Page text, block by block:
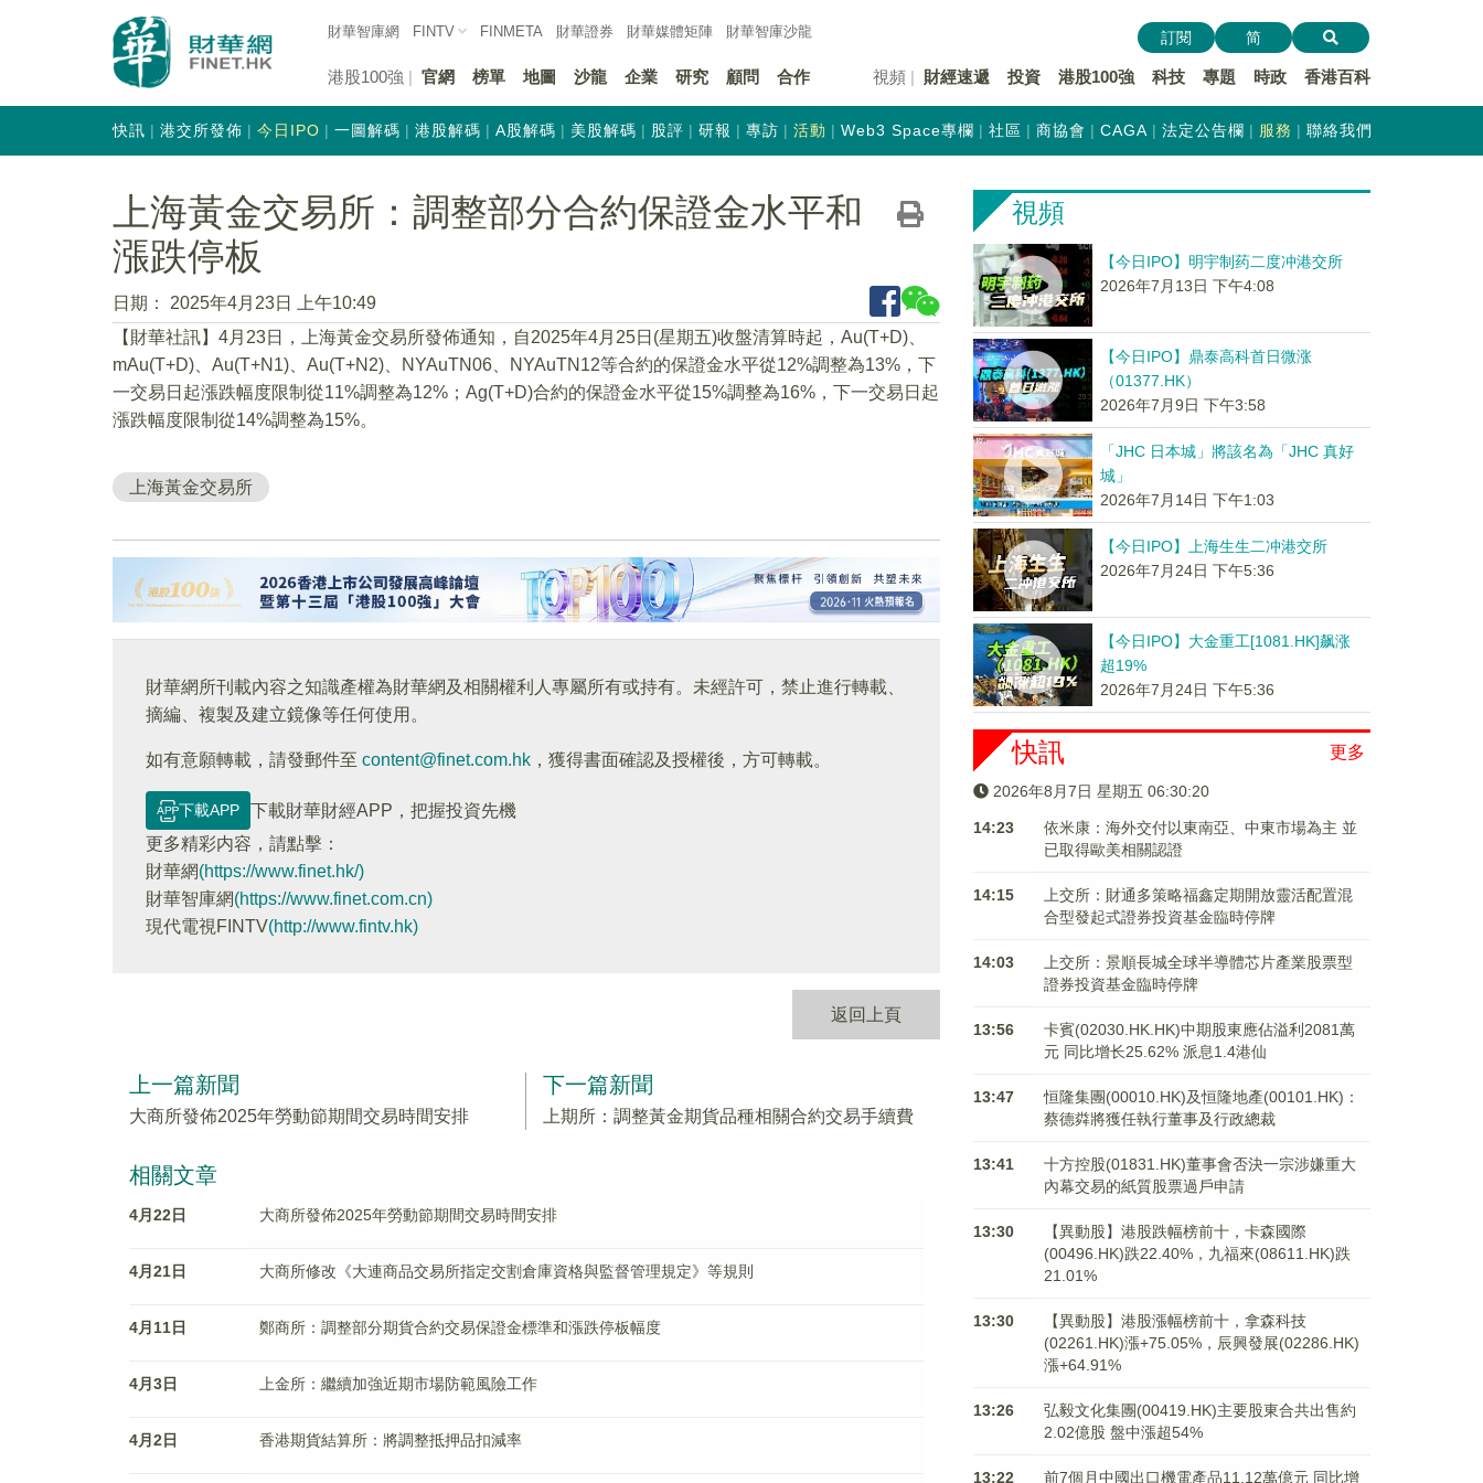
財華智庫網 FINTV FINMETA 財華證券 財華媒體矩陣 財華智庫沙龍
港股100強 官網 榜單 地圖 沙龍 企業 研究 顧問 合作 視頻 財經速遞 投資 港股100強 科技 專題 時政 香港百科
訂閱 简
快訊 港交所發佈 今日IPO 一圖解碼 港股解碼 A股解碼 美股解碼 股評 研報 專訪 活動 Web3 Space專欄 社區 商協會 CAGA 法定公告欄 服務 聯絡我們
上海黃金交易所：調整部分合約保證金水平和
漲跌停板
日期：
2025年4月23日 上午10:49
【財華社訊】4月23日，上海黃金交易所發佈通知，自2025年4月25日(星期五)收盤清算時起，Au(T+D)、
mAu(T+D)、Au(T+N1)、Au(T+N2)、NYAuTN06、NYAuTN12等合約的保證金水平從12%調整為13%，下
一交易日起漲跌幅度限制從11%調整為12%；Ag(T+D)合約的保證金水平從15%調整為16%，下一交易日起
漲跌幅度限制從14%調整為15%。
上海黃金交易所
財華網所刊載內容之知識產權為財華網及相關權利人專屬所有或持有。未經許可，禁止進行轉載、
摘編、複製及建立鏡像等任何使用。
如有意願轉載，請發郵件至 content@finet.com.hk ，獲得書面確認及授權後，方可轉載。
下載APP
下載財華財經APP，把握投資先機
更多精彩内容，請點擊：
財華網(https://www.finet.hk/)
財華智庫網(https://www.finet.com.cn)
現代電視FINTV(http://www.fintv.hk)
返回上頁
上一篇新聞
大商所發佈2025年勞動節期間交易時間安排
下一篇新聞
上期所：調整黃金期貨品種相關合約交易手續費
相關文章
4月22日 大商所發佈2025年勞動節期間交易時間安排
4月21日 大商所修改《大連商品交易所指定交割倉庫資格與監督管理規定》等規則
4月11日 鄭商所：調整部分期貨合約交易保證金標準和漲跌停板幅度
4月3日 上金所：繼續加強近期市場防範風險工作
4月2日 香港期貨結算所：將調整抵押品扣減率
視頻
【今日IPO】明宇制药二度冲港交所
2026年7月13日 下午4:08
【今日IPO】鼎泰高科首日微涨
（01377.HK）
2026年7月9日 下午3:58
「JHC 日本城」將該名為「JHC 真好
城」
2026年7月14日 下午1:03
【今日IPO】上海生生二冲港交所
2026年7月24日 下午5:36
【今日IPO】大金重工[1081.HK]飙涨
超19%
2026年7月24日 下午5:36
更多
快訊
2026年8月7日 星期五 06:30:20
14:23
依米康：海外交付以東南亞、中東市場為主 並
已取得歐美相關認證
14:15
上交所：財通多策略福鑫定期開放靈活配置混
合型發起式證券投資基金臨時停牌
14:03
上交所：景順長城全球半導體芯片產業股票型
證券投資基金臨時停牌
13:56
卡賓(02030.HK.HK)中期股東應佔溢利2081萬
元 同比增长25.62% 派息1.4港仙
13:47
恒隆集團(00010.HK)及恒隆地產(00101.HK)：
蔡德粦將獲任執行董事及行政總裁
13:41
十方控股(01831.HK)董事會否決一宗涉嫌重大
內幕交易的紙質股票過戶申請
13:30
【異動股】港股跌幅榜前十，卡森國際
(00496.HK)跌22.40%，九福來(08611.HK)跌
21.01%
13:30
【異動股】港股漲幅榜前十，拿森科技
(02261.HK)漲+75.05%，辰興發展(02286.HK)
漲+64.91%
13:26
弘毅文化集團(00419.HK)主要股東合共出售約
2.02億股 盤中漲超54%
13:22
前7個月中國出口機電產品11.12萬億元 同比增